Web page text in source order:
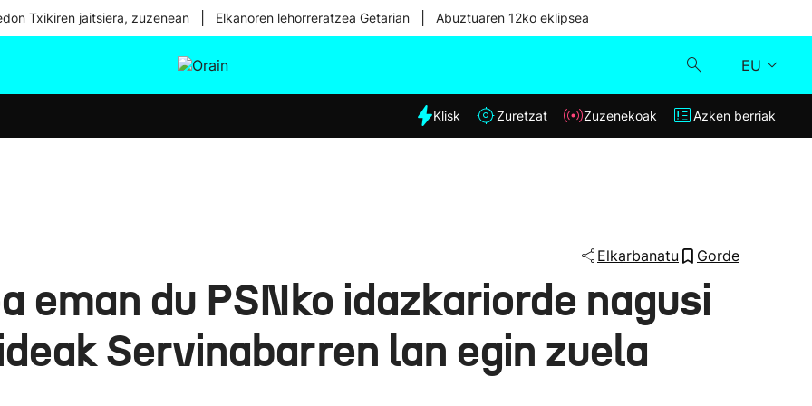
Txikiren jaitsiera, zuzenean Elkanoren lehorreratzea Getarian Abuztuaren 12ko eklipsea
EU
Eguraldia
Klisk
Azken berriak
Klisk Zuretzat Zuzenekoak Azken berriak
Elkarbanatu Gorde
eman du PSNko idazkariorde nagusi
Servinabarren lan egin zuela